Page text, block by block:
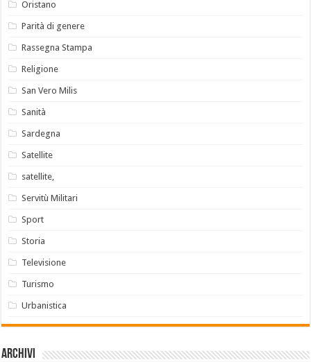
Oristano
Parità di genere
Rassegna Stampa
Religione
San Vero Milis
Sanità
Sardegna
Satellite
satellite,
Servitù Militari
Sport
Storia
Televisione
Turismo
Urbanistica
Archivi